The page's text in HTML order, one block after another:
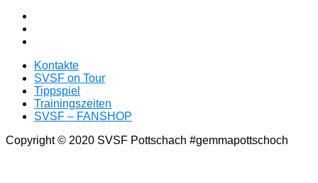
Kontakte
SVSF on Tour
Tippspiel
Trainingszeiten
SVSF – FANSHOP
Copyright © 2020 SVSF Pottschach #gemmapottschoch